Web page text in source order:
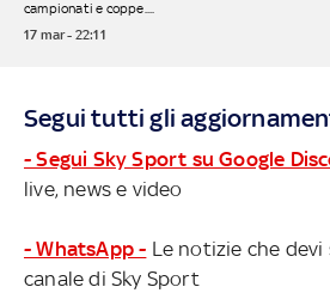
campionati e coppe....
17 mar - 22:11
Segui tutti gli
- Segui Sky Sport su Google
live, news e video
- WhatsApp - Le notizie che devi
canale di Sky Sport